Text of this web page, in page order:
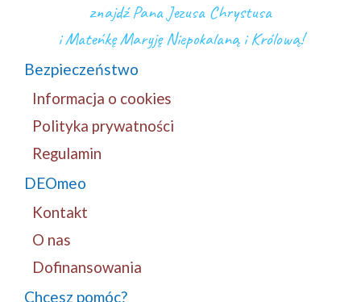
znajdź Pana Jezusa Chrystusa
i Mateńkę Maryję Niepokalaną i Królową!
Bezpieczeństwo
Informacja o cookies
Polityka prywatności
Regulamin
DEOmeo
Kontakt
O nas
Dofinansowania
Chcesz pomóc?